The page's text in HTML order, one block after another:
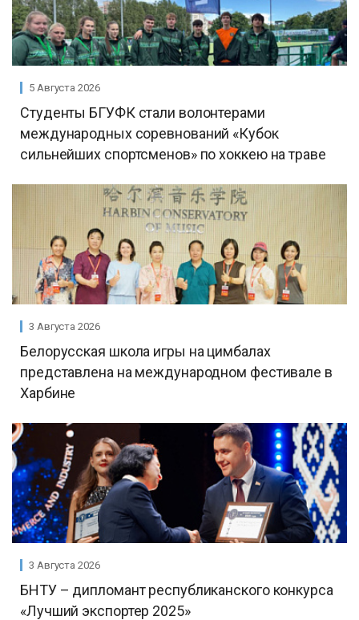
5 Августа 2026
Студенты БГУФК стали волонтерами
международных соревнований «Кубок
сильнейших спортсменов» по хоккею на траве
3 Августа 2026
Белорусская школа игры на цимбалах
представлена на международном фестивале в
Харбине
3 Августа 2026
БНТУ – дипломант республиканского конкурса
«Лучший экспортер 2025»